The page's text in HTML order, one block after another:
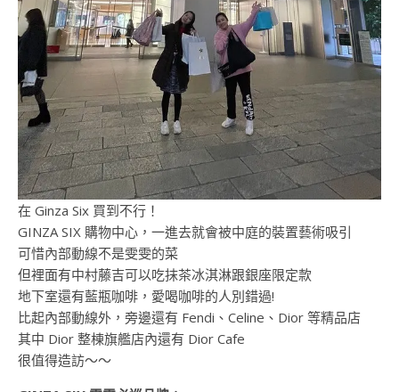
在 Ginza Six 買到不行！
GINZA SIX 購物中心，一進去就會被中庭的裝置藝術吸引
可惜內部動線不是雯雯的菜
但裡面有中村藤吉可以吃抹茶冰淇淋跟銀座限定款
地下室還有藍瓶咖啡，愛喝咖啡的人別錯過!
比起內部動線外，旁邊還有 Fendi、Celine、Dior 等精品店
其中 Dior 整棟旗艦店內還有 Dior Cafe
很值得造訪～～